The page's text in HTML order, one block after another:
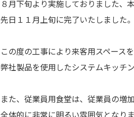
８月下旬より実施しておりました、
先日１１月上旬に完了いたしました。
この度の工事により来客用スペース
弊社製品を使用したシステムキッチ
また、従業員用食堂は、従業員の増
全体的に非常に明るい雰囲気となりま